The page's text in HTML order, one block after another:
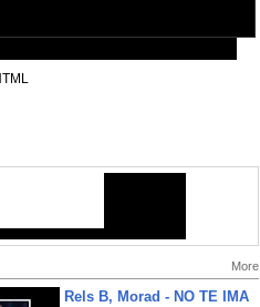
More
Rels B, Morad - NO TE IMA